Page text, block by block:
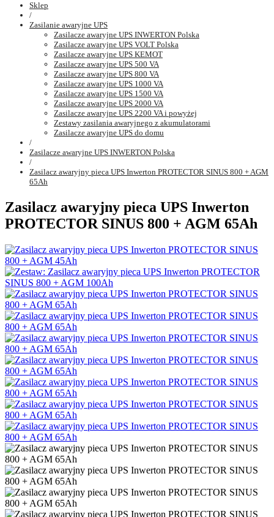
Sklep
/
Zasilanie awaryjne UPS
Zasilacze awaryjne UPS INWERTON Polska
Zasilacze awaryjne UPS VOLT Polska
Zasilacze awaryjne UPS KEMOT
Zasilacze awaryjne UPS 500 VA
Zasilacze awaryjne UPS 800 VA
Zasilacze awaryjne UPS 1000 VA
Zasilacze awaryjne UPS 1500 VA
Zasilacze awaryjne UPS 2000 VA
Zasilacze awaryjne UPS 2200 VA i powyżej
Zestawy zasilania awaryjnego z akumulatorami
Zasilacze awaryjne UPS do domu
/
Zasilacze awaryjne UPS INWERTON Polska
/
Zasilacz awaryjny pieca UPS Inwerton PROTECTOR SINUS 800 + AGM
65Ah
Zasilacz awaryjny pieca UPS Inwerton
PROTECTOR SINUS 800 + AGM 65Ah